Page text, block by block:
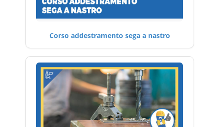
Corso addestramento sega a nastro